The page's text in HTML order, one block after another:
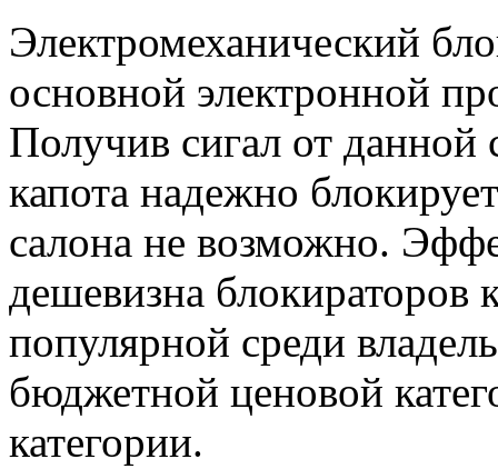
Электромеханический
основной электронной
Получив сигал от данной
капота надежно
салона не возможно.
дешевизна блокираторов
популярной среди
бюджетной ценовой
категории.